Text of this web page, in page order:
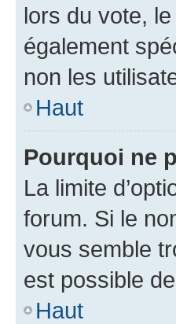
lors du vote,
également
non les
Haut
Pourquoi ne
La limite
forum. Si le
vous semble
est possible
Haut